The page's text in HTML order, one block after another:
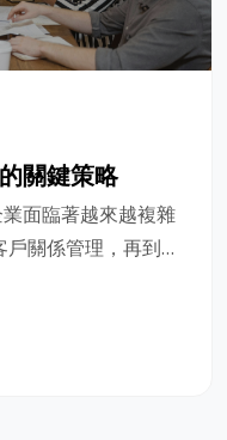
關鍵策略
面臨著越來越複雜
關係管理，再到資
複雜的任務已成為
。